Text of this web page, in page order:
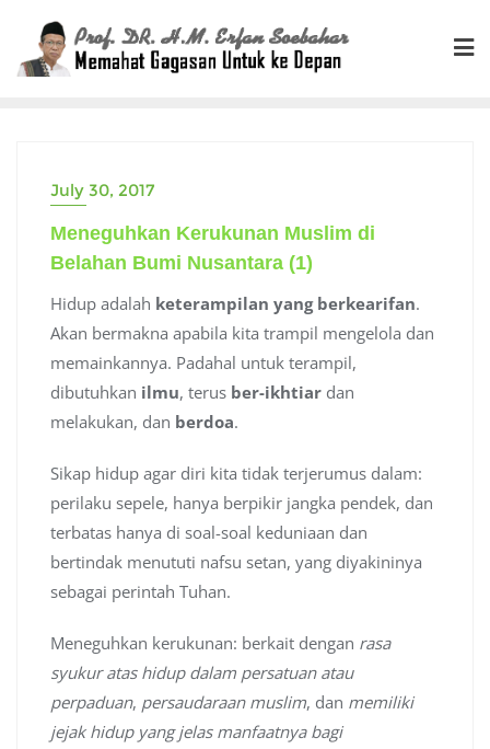
content
July 30, 2017
Meneguhkan Kerukunan Muslim di
Belahan Bumi Nusantara (1)
Hidup adalah keterampilan yang berkearifan.
Akan bermakna apabila kita trampil mengelola dan
memainkannya. Padahal untuk terampil,
dibutuhkan ilmu, terus ber-ikhtiar dan
melakukan, dan berdoa.
Sikap hidup agar diri kita tidak terjerumus dalam:
perilaku sepele, hanya berpikir jangka pendek, dan
terbatas hanya di soal-soal keduniaan dan
bertindak menututi nafsu setan, yang diyakininya
sebagai perintah Tuhan.
Meneguhkan kerukunan: berkait dengan rasa
syukur atas hidup dalam persatuan atau
perpaduan, persaudaraan muslim, dan memiliki
jejak hidup yang jelas manfaatnya bagi